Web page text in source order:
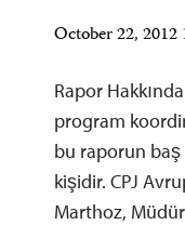
October 22,
Rapor
program
bu raporun baş
kişidir. CPJ
Marthoz, Müdür